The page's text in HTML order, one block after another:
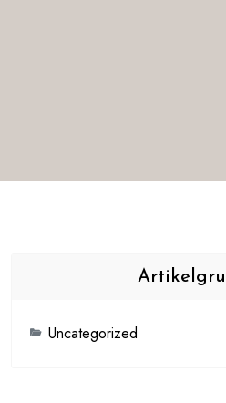
Uncategorized